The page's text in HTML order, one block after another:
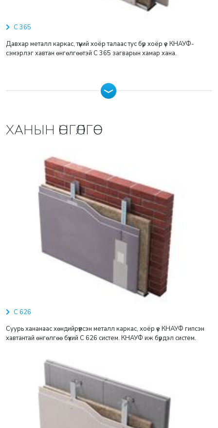
С 365
Давхар металл каркас, түүний хоёр талаас тус бүр хоёр үе КНАУФ-
сэмэрлэг хавтан өнгөлгөөтэй С 365 загварын хамар хана.
ХАНЫН ӨНГӨЛГӨӨ
С 626
Суурь хананаас хөндийрүүлсэн металл каркас, хоёр үе КНАУФ гипсэн
хавтантай өнгөлгөө бүхий С 626 систем. КНАУФ иж бүрдэл систем.